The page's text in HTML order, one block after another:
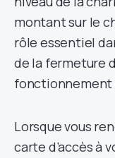
montant sur le
rôle essentiel
de la fermeture
fonctionnement
Lorsque vous
carte d’accès à